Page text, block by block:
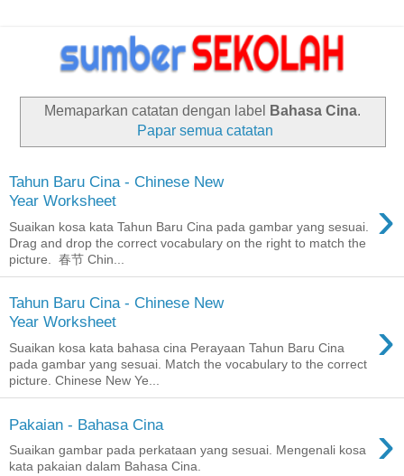
Memaparkan catatan dengan label Bahasa Cina.
Papar semua catatan
Tahun Baru Cina - Chinese New
Year Worksheet
›
Suaikan kosa kata Tahun Baru Cina pada gambar yang sesuai.
Drag and drop the correct vocabulary on the right to match the
picture. 春节 Chin...
Tahun Baru Cina - Chinese New
Year Worksheet
›
Suaikan kosa kata bahasa cina Perayaan Tahun Baru Cina
pada gambar yang sesuai. Match the vocabulary to the correct
picture. Chinese New Ye...
Pakaian - Bahasa Cina ›
Suaikan gambar pada perkataan yang sesuai. Mengenali kosa
kata pakaian dalam Bahasa Cina.